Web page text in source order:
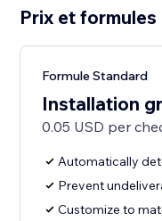
Prix et formules
Formule Standard
Installation
0.05 USD per
Automatically
Prevent
Customize to